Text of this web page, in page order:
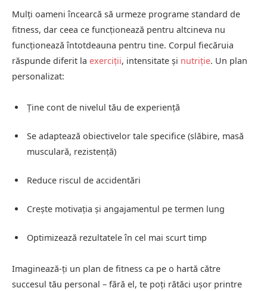
Mulți oameni încearcă să urmeze programe standard de
fitness, dar ceea ce funcționează pentru altcineva nu
funcționează întotdeauna pentru tine. Corpul fiecăruia
răspunde diferit la exerciții, intensitate și nutriție. Un plan
personalizat:
Ține cont de nivelul tău de experiență
Se adaptează obiectivelor tale specifice (slăbire, masă
musculară, rezistență)
Reduce riscul de accidentări
Crește motivația și angajamentul pe termen lung
Optimizează rezultatele în cel mai scurt timp
Imaginează-ți un plan de fitness ca pe o hartă către
succesul tău personal – fără el, te poți rătăci ușor printre